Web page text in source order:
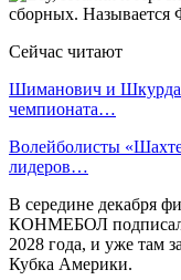
Сейчас читают
Шиманович и
чемпионата…
Волейболисты
лидеров…
В середине декабря
КОНМЕБОЛ
2028 года, и уже там
Кубка Америки.